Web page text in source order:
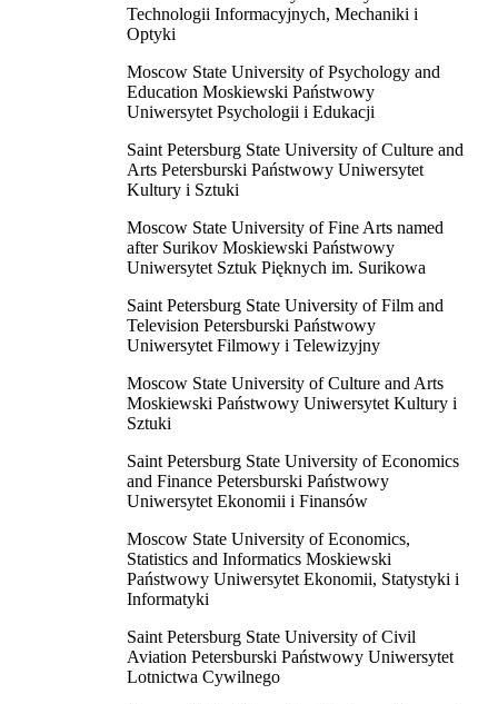
Technologii Informacyjnych, Mechaniki i
Optyki
Moscow State University of Psychology and
Education Moskiewski Państwowy
Uniwersytet Psychologii i Edukacji
Saint Petersburg State University of Culture and
Arts Petersburski Państwowy Uniwersytet
Kultury i Sztuki
Moscow State University of Fine Arts named
after Surikov Moskiewski Państwowy
Uniwersytet Sztuk Pięknych im. Surikowa
Saint Petersburg State University of Film and
Television Petersburski Państwowy
Uniwersytet Filmowy i Telewizyjny
Moscow State University of Culture and Arts
Moskiewski Państwowy Uniwersytet Kultury i
Sztuki
Saint Petersburg State University of Economics
and Finance Petersburski Państwowy
Uniwersytet Ekonomii i Finansów
Moscow State University of Economics,
Statistics and Informatics Moskiewski
Państwowy Uniwersytet Ekonomii, Statystyki i
Informatyki
Saint Petersburg State University of Civil
Aviation Petersburski Państwowy Uniwersytet
Lotnictwa Cywilnego